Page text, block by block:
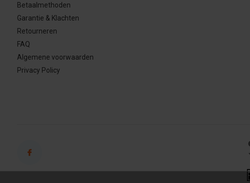
Betaalmethoden
Garantie & Klachten
Retourneren
FAQ
Algemene voorwaarden
Privacy Policy